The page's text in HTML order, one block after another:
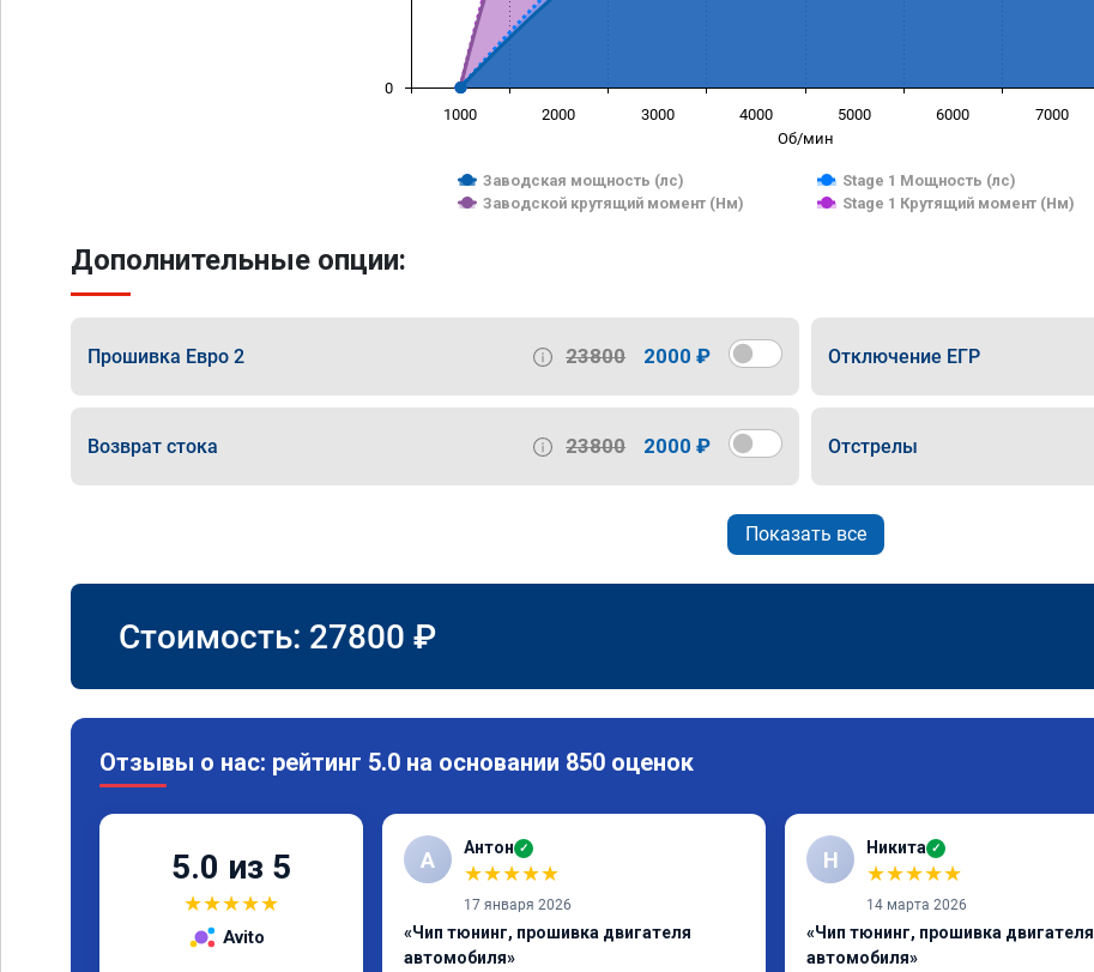
Об/мин
Заводская мощность (лс)
Stage 1 Мощность (лс)
Заводской крутящий момент (Нм)
Stage 1 Крутящий момент (Нм)
1000 2000 3000 4000 5000 6000 7000
0
Дополнительные опции:
Прошивка Евро 2 23800 2000 ₽ Отключение ЕГР
Возврат стока 23800 2000 ₽ Отстрелы
Показать все
Стоимость: 27800 ₽
Отзывы о нас: рейтинг 5.0 на основании 850 оценок
5.0 из 5
★★★★★
Avito
А Антон ✓
★★★★★
17 января 2026
«Чип тюнинг, прошивка двигателя
автомобиля»
Н Никита ✓
★★★★★
14 марта 2026
«Чип тюнинг, прошивка двигателя
автомобиля»